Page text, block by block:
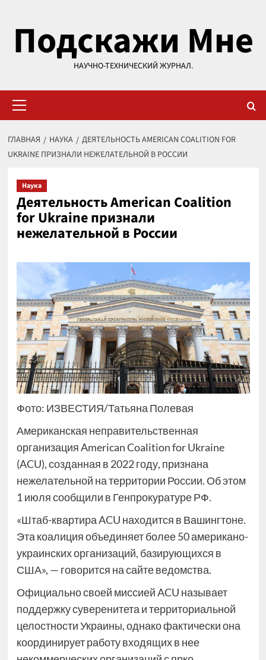
содержимому
Подскажи Мне
НАУЧНО-ТЕХНИЧЕСКИЙ ЖУРНАЛ.
меню
ГЛАВНАЯ НАУКА
ДЕЯТЕЛЬНОСТЬ AMERICAN COALITION FOR
UKRAINE ПРИЗНАЛИ НЕЖЕЛАТЕЛЬНОЙ В РОССИИ
Наука
Деятельность American Coalition
for Ukraine признали
нежелательной в России
Фото: ИЗВЕСТИЯ/Татьяна Полевая
Американская неправительственная
организация American Coalition for Ukraine
(ACU), созданная в 2022 году, признана
нежелательной на территории России. Об этом
1 июля сообщили в Генпрокуратуре РФ.
«Штаб-квартира ACU находится в Вашингтоне.
Эта коалиция объединяет более 50 американо-
украинских организаций, базирующихся в
США», — говорится на сайте ведомства.
Официально своей миссией ACU называет
поддержку суверенитета и территориальной
целостности Украины, однако фактически она
координирует работу входящих в нее